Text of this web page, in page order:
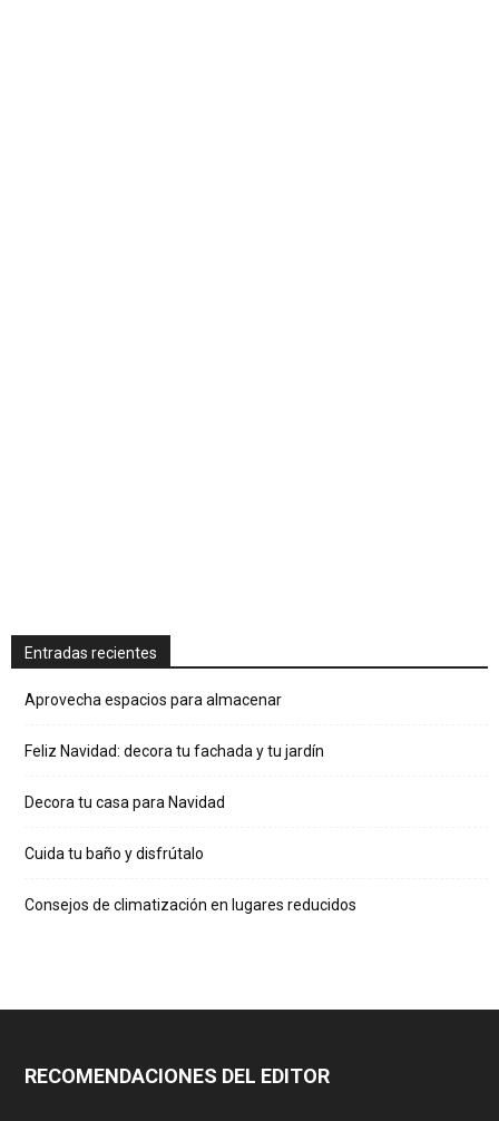
Entradas recientes
Aprovecha espacios para almacenar
Feliz Navidad: decora tu fachada y tu jardín
Decora tu casa para Navidad
Cuida tu baño y disfrútalo
Consejos de climatización en lugares reducidos
RECOMENDACIONES DEL EDITOR